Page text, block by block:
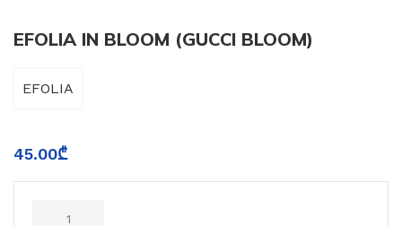
EFOLIA IN BLOOM (GUCCI BLOOM)
EFOLIA
45.00₾